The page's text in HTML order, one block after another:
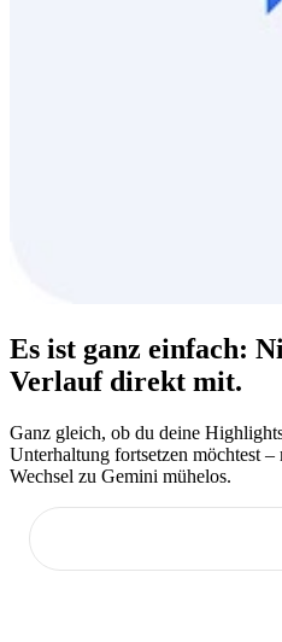
Es ist ganz einfach:
Verlaufdirekt mit.
Ganz gleich, ob du deine
Unterhaltung fortsetzen möchtest –
Wechsel zu Gemini mühelos.